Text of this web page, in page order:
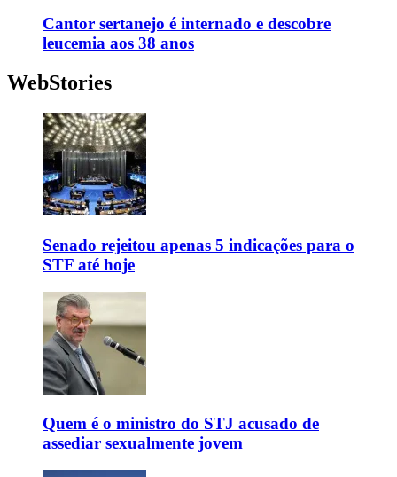
Cantor sertanejo é internado e descobre
leucemia aos 38 anos
WebStories
Senado rejeitou apenas 5 indicações para o
STF até hoje
Quem é o ministro do STJ acusado de
assediar sexualmente jovem